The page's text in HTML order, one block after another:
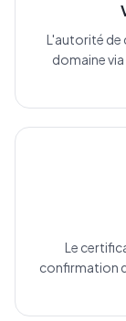
L'autorité de
domaine
Le
confirmation